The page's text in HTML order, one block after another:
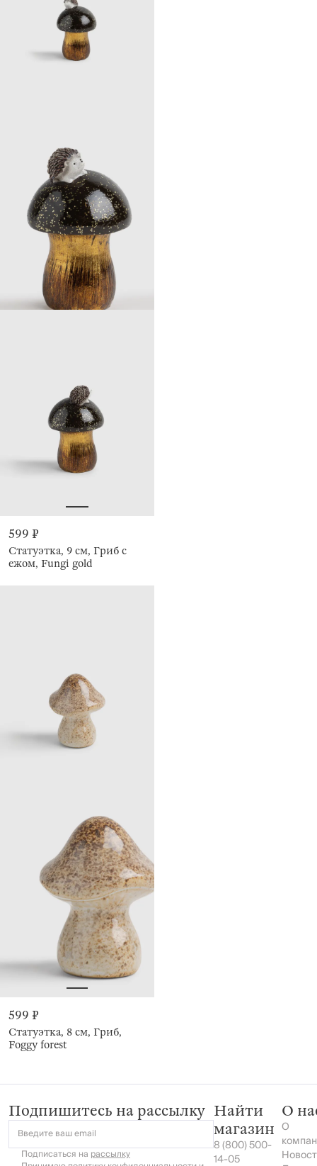
599 ₽
Статуэтка, 9 см, Гриб с
ежом, Fungi gold
599 ₽
Статуэтка, 8 см, Гриб,
Foggy forest
Подпишитесь на рассылку
Введите ваш email
Подписаться на рассылку
Найти
магазин
8 (800) 500-
14-05
О
О